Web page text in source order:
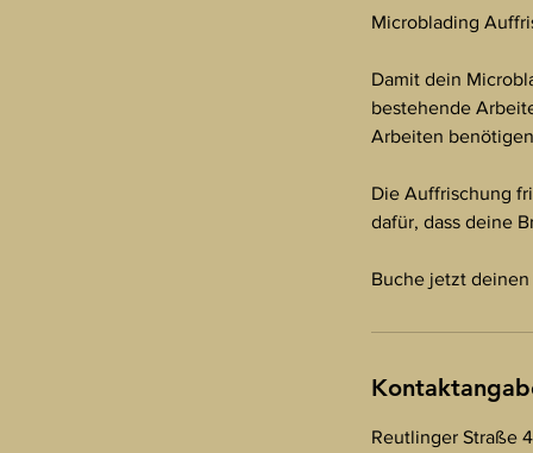
Microblading
Damit dein
bestehende
Arbeiten
Die Auffrischung
dafür, dass deine
Buche jetzt
Reutlinger Straße